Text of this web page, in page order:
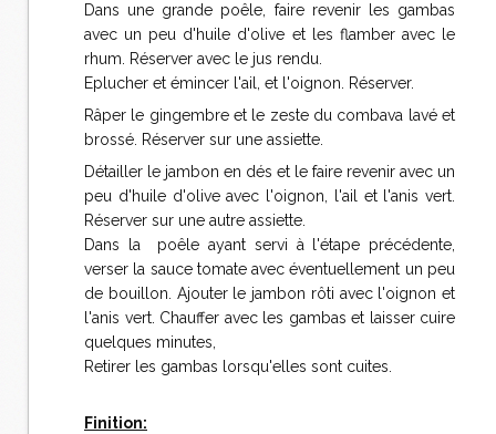
Dans une grande poêle, faire revenir les gambas
avec un peu d'huile d'olive et les flamber avec le
rhum. Réserver avec le jus rendu.
Eplucher et émincer l'ail, et l'oignon. Réserver.
Râper le gingembre et le zeste du combava lavé et
brossé. Réserver sur une assiette.
Détailler le jambon en dés et le faire revenir avec un
peu d'huile d'olive avec l'oignon, l'ail et l'anis vert.
Réserver sur une autre assiette.
Dans la poêle ayant servi à l'étape précédente,
verser la sauce tomate avec éventuellement un peu
de bouillon. Ajouter le jambon rôti avec l'oignon et
l'anis vert. Chauffer avec les gambas et laisser cuire
quelques minutes,
Retirer les gambas lorsqu'elles sont cuites.
Finition: